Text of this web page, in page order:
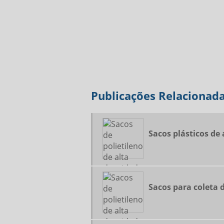
Publicações
Sacos plásticos
Sacos para coleta